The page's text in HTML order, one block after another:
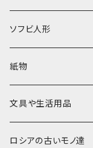
キーロフの子達
バローニナ・マリヤ
ヴィクトル・ニキーチン
その他
白樺その他
イースターエッグ
小物入れ・ボトルケー
置物
カラクリおもちゃ
ジョストボ
グジェリ
ソビエトデザイン 昔
切り売り布・リボン
その他
ソフビ人形
現代物
ソビエト時代モノ等
紙物
本類
お祝い封筒
文具や生活用品
ロシアの古いモノ達